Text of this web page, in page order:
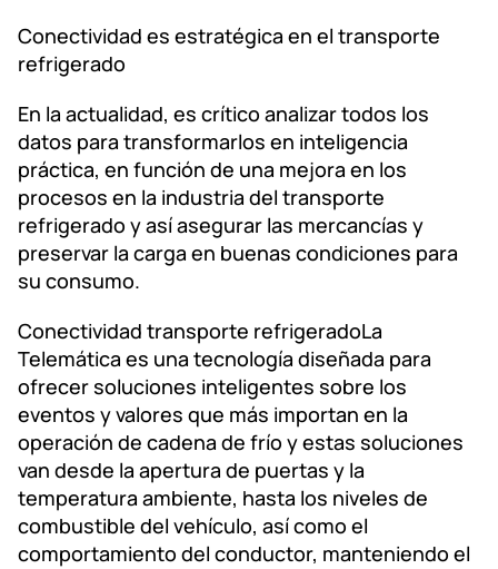
Conectividad es estratégica en el transporte
refrigerado
En la actualidad, es crítico analizar todos los
datos para transformarlos en inteligencia
práctica, en función de una mejora en los
procesos en la industria del transporte
refrigerado y así asegurar las mercancías y
preservar la carga en buenas condiciones para
su consumo.
Conectividad transporte refrigeradoLa
Telemática es una tecnología diseñada para
ofrecer soluciones inteligentes sobre los
eventos y valores que más importan en la
operación de cadena de frío y estas soluciones
van desde la apertura de puertas y la
temperatura ambiente, hasta los niveles de
combustible del vehículo, así como el
comportamiento del conductor, manteniendo el